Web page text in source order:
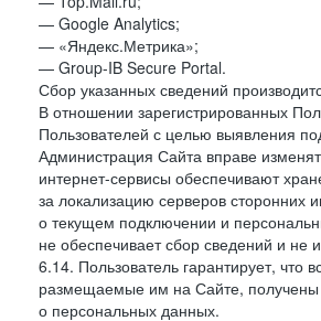
— Google Analytics;
— «Яндекс.Метрика»;
— Group-IB Secure Portal.
Сбор указанных сведений
В отношении зарегистрированных
Пользователей с целью выявления
Администрация Сайта вправе
интернет-сервисы обеспечивают
за локализацию серверов сторонних
о текущем подключении и
не обеспечивает сбор сведений и не
6.14. Пользователь гарантирует,
размещаемые им на Сайте, получены
о персональных данных.